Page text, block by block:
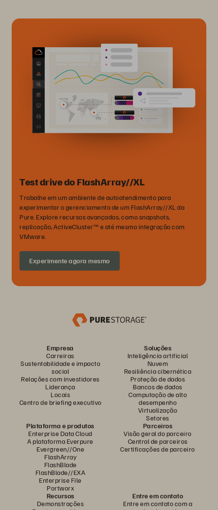
Test drive do FlashArray//XL
Trabalhe em um ambiente de autoatendimento para
experimentar o gerenciamento de um FlashArray//XL da
Pure. Explore recursos avançados, como snapshots,
replicação, ActiveCluster™ e até mesmo integração com
VMware.
Experimente agora mesmo
Empresa
Carreiras
Sustentabilidade e impacto
social
Relações com investidores
Liderança
Locais
Centro de briefing executivo
Soluções
Inteligência artificial
Nuvem
Resiliência cibernética
Proteção de dados
Bancos de dados
Computação de alto
desempenho
Virtualização
Setores
Plataforma e produtos
Enterprise Data Cloud
A plataforma Everpure
Evergreen//One
FlashArray
FlashBlade
FlashBlade//EXA
Enterprise File
Portworx
Parceiros
Visão geral do parceiro
Central de parceiros
Certificações de parceiro
Recursos
Demonstrações
Entre em contato
Entre em contato com a